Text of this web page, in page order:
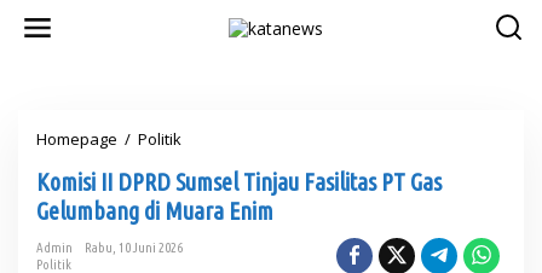
Homepage / Politik
m
i
s
i
Komisi II DPRD Sumsel Tinjau Fasilitas PT Gas
Gelumbang di Muara Enim
Admin
Rabu, 10 Juni 2026
Politik